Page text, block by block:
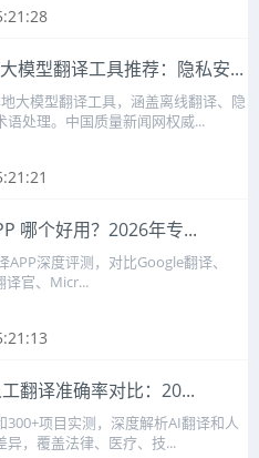
模型翻译工具推荐：隐私安...
大模型翻译工具，涵盖离线翻译、隐
语处理。中国质量新闻网权威...
哪个好用？2026年专...
APP深度评测，对比Google翻译、
译官、Micr...
翻译准确率对比：20...
300+项目实测，深度解析AI翻译和人
异，覆盖法律、医疗、技...